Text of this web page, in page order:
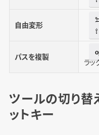
自由変形
⇧
パスを複製
ラッ
ツールの切り替
ットキー